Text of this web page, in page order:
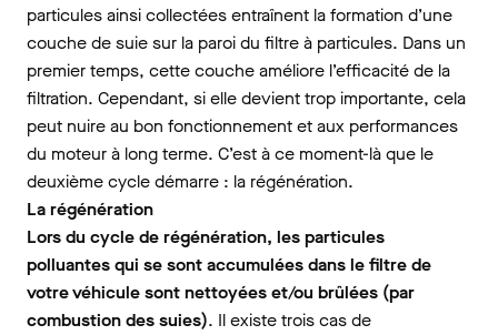
particules ainsi collectées entraînent la formation d’une
couche de suie sur la paroi du filtre à particules. Dans un
premier temps, cette couche améliore l’efficacité de la
filtration. Cependant, si elle devient trop importante, cela
peut nuire au bon fonctionnement et aux performances
du moteur à long terme. C’est à ce moment-là que le
deuxième cycle démarre : la régénération.
La régénération
Lors du cycle de régénération, les particules
polluantes qui se sont accumulées dans le filtre de
votre véhicule sont nettoyées et/ou brûlées (par
combustion des suies). Il existe trois cas de